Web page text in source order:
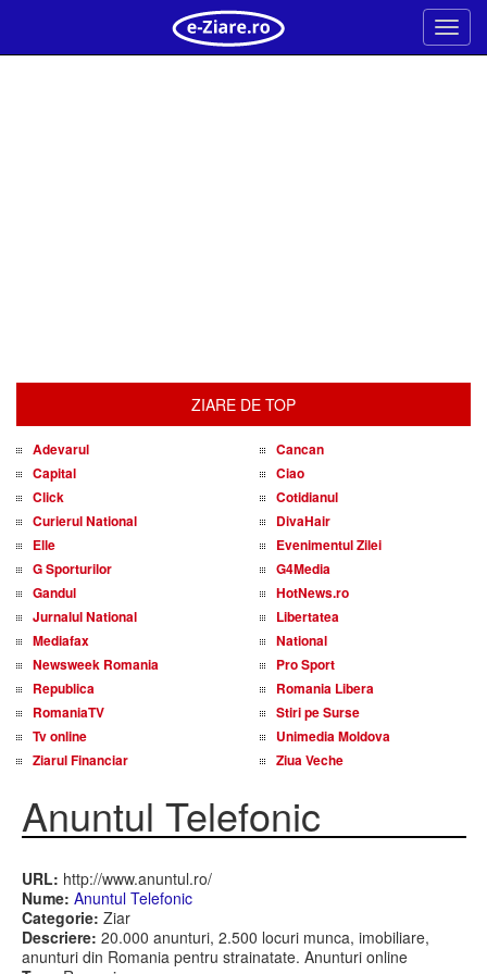
Meniu
ZIARE DE TOP
Adevarul
Cancan
Capital
Ciao
Click
Cotidianul
Curierul National
DivaHair
Elle
Evenimentul Zilei
G Sporturilor
G4Media
Gandul
HotNews.ro
Jurnalul National
Libertatea
Mediafax
National
Newsweek Romania
Pro Sport
Republica
Romania Libera
RomaniaTV
Stiri pe Surse
Tv online
Unimedia Moldova
Ziarul Financiar
Ziua Veche
Anuntul Telefonic
URL: http://www.anuntul.ro/
Nume: Anuntul Telefonic
Categorie: Ziar
Descriere: 20.000 anunturi, 2.500 locuri munca, imobiliare,
anunturi din Romania pentru strainatate. Anunturi online